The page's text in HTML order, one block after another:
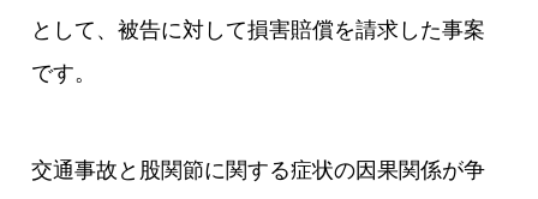
として、被告に対して損害賠償を請求した事案
です。
交通事故と股関節に関する症状の因果関係が争